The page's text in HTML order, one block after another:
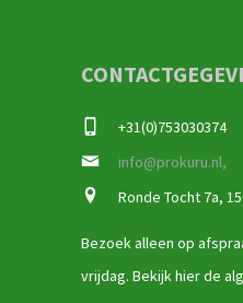
+31(0)753030374
info@prokuru.nl,
Ronde Tocht 7a,
Bezoek alleen op
vrijdag. Bekijk hier de